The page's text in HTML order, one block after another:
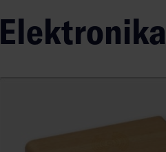
Elektronika